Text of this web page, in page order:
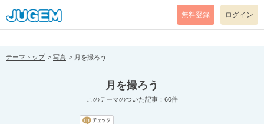
[pear_error: message="Success" code=0 mode=return level=notice
prefix="" info=""]
無料登録 ログイン
テーマトップ 写真 月を撮ろう
月を撮ろう
このテーマのついた記事：60件